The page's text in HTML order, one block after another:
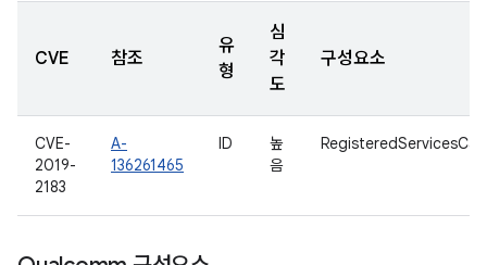
CVE 참조
유
형
심
각
도
구성요소
CVE-
2019-
2183
A-
136261465
ID
높
음